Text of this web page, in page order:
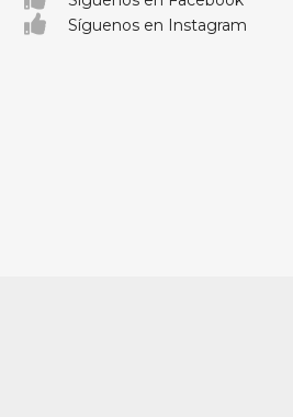
Síguenos en Instagram